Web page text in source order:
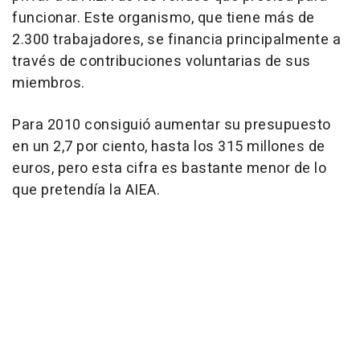
funcionar. Este organismo, que tiene más de
2.300 trabajadores, se financia principalmente a
través de contribuciones voluntarias de sus
miembros.
Para 2010 consiguió aumentar su presupuesto
en un 2,7 por ciento, hasta los 315 millones de
euros, pero esta cifra es bastante menor de lo
que pretendía la AIEA.